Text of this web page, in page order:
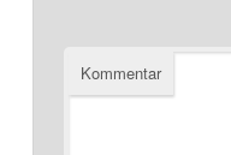
Kommentar